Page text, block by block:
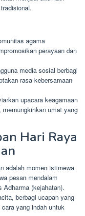
agama
perayaan dan
media sosial berbagi
rasa kebersamaan
upacara keagamaan
umat yang
Hari Raya
adalah momen istimewa
pesan mendalam
Adharma (kejahatan).
berbagi ucapan yang
yang indah untuk